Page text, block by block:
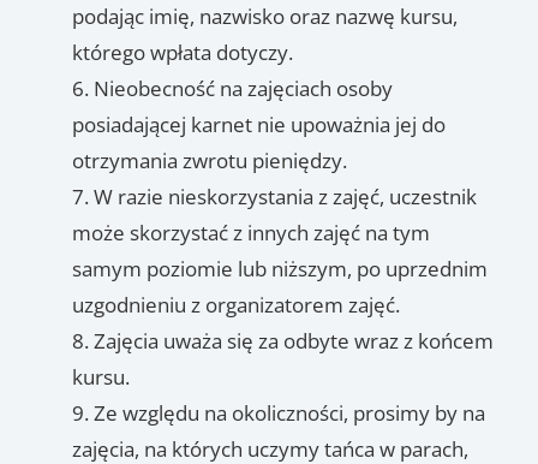
podając imię, nazwisko oraz nazwę kursu,
którego wpłata dotyczy.
Nieobecność na zajęciach osoby
posiadającej karnet nie upoważnia jej do
otrzymania zwrotu pieniędzy.
W razie nieskorzystania z zajęć, uczestnik
może skorzystać z innych zajęć na tym
samym poziomie lub niższym, po uprzednim
uzgodnieniu z organizatorem zajęć.
Zajęcia uważa się za odbyte wraz z końcem
kursu.
Ze względu na okoliczności, prosimy by na
zajęcia, na których uczymy tańca w parach,